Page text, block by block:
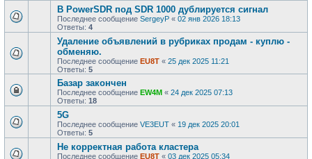
В PowerSDR под SDR 1000 дублируется сигнал
Последнее сообщение SergeyP « 02 янв 2026 18:13
Ответы: 4
Удаление объявлений в рубриках продам - куплю -
обменяю.
Последнее сообщение EU8T « 25 дек 2025 11:21
Ответы: 5
Базар закончен
Последнее сообщение EW4M « 24 дек 2025 07:13
Ответы: 18
5G
Последнее сообщение VE3EUT « 19 дек 2025 20:01
Ответы: 5
Не корректная работа кластера
Последнее сообщение EU8T « 03 дек 2025 05:34